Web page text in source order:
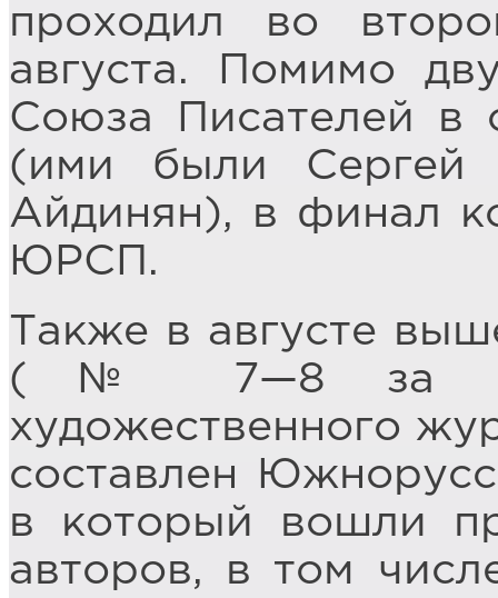
проходил во
августа. Помимо
Союза Писателей в
(ими были Сергей
Айдинян), в финал
ЮРСП.
Также в августе
(№ 7—8 за
художественного
составлен
в который вошли
авторов, в том